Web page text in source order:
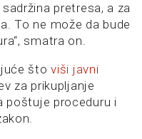
pretresa, a za
To ne može da bude
smatra on.
štoviši javni
za prikupljanje
poštuje proceduru i